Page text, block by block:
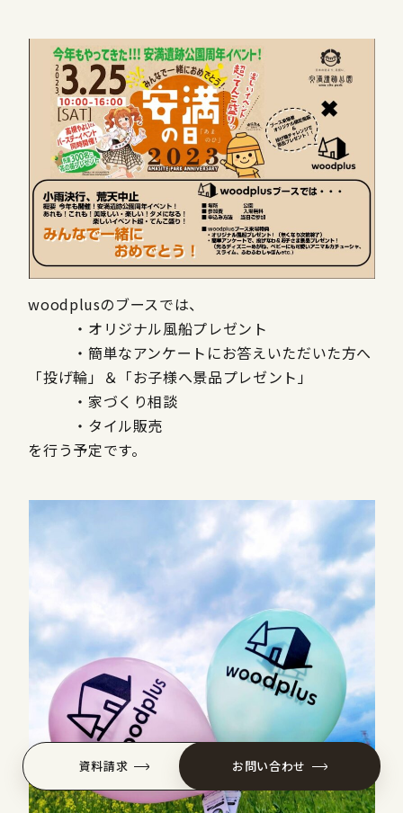
woodplusのブースでは、
・オリジナル風船プレゼント
・簡単なアンケートにお答えいただいた方へ
「投げ輪」＆「お子様へ景品プレゼント」
・家づくり相談
・タイル販売
を行う予定です。
資料請求 お問い合わせ